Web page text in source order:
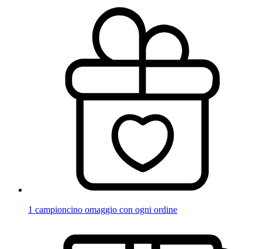
1 campioncino omaggio con ogni ordine